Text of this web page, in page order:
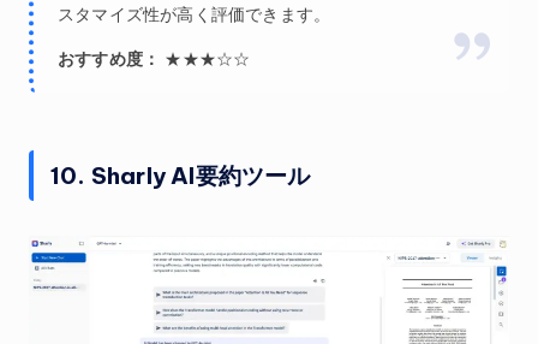
スタマイズ性が高く評価できます。
おすすめ度： ★★★☆☆
10. Sharly AI要約ツール